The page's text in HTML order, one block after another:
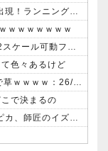
【恐怖】体長1.3mのクマが茂みから突然出現！ランニング中の男性をガチで襲撃した結果・・・
ｗｗｗｗｗｗｗ
「ウルトラ怪獣擬人化計画」が復活？1/12スケール可動フィギュア発売決定！
色々あるけど
【悲報】台風15号の進路、めちゃくちゃで草ｗｗｗｗ：26/08/10のニュース
で決まるの
【悲報】「HUNTER×HUNTER」のクラピカ、師匠のイズナビに対する態度が本当に酷い！！